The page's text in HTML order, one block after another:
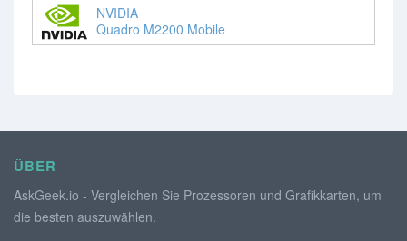
NVIDIA
Quadro M2200 Mobile
ÜBER
AskGeek.io - Vergleichen Sie Prozessoren und Grafikkarten, um
die besten auszuwählen.